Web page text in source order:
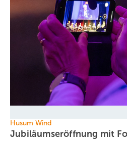
Husum Wind
Jubiläumseröffnung mit